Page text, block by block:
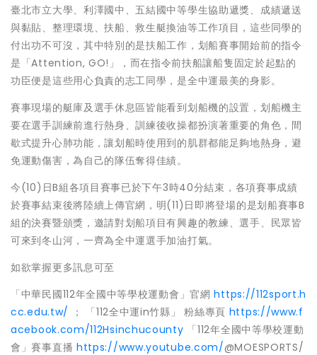
臺北市立大學、利澤國中、五結國中等學生協助遞獎、成績遞送
與黏貼、整理環境、扶船、救生艇換油等工作項目，這些同學的
付出功不可沒，其中特別的是扶船工作，划船賽事開始前的指令
是「Attention, GO!」，而在指令前扶船讓船隻固定於起點的
功臣便是這些用心負責的志工同學，是全中運最美的身影。
賽事現場的艇庫及選手休息區皆能看到划船機的設置，划船機主
要在選手訓練前進行熱身、訓練後收操都扮演著重要的角色，間
歇式提升心肺功能，讓划船時使用到的肌群都能足夠地熱身，避
免運動傷害，為自己的隊伍奪得佳績。
今(10)日B組各項目賽事已於下午3時40分結束，各項賽事成績
於賽事結束後將陸續上傳官網，明(11)日即將登場的是划船賽事B
組的決賽暨頒獎，邀請對划船項目有興趣的教練、選手、民眾皆
可來到冬山河，一齊為全中運選手加油打氣。
如欲掌握更多訊息可至
「中華民國112年全國中等學校運動會」官網https://112sport.h
cc.edu.tw/ ； 「112全中運in竹縣」 粉絲專頁 https://www.f
acebook.com/112Hsinchucounty 「112年全國中等學校運動
會」賽事直播 https://www.youtube.com/@MOESPORTS/